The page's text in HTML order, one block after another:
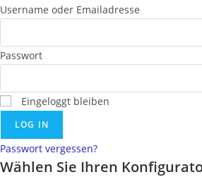
Username oder Emailadresse
Passwort
Eingeloggt bleiben
LOG IN
Passwort vergessen?
Wählen Sie Ihren